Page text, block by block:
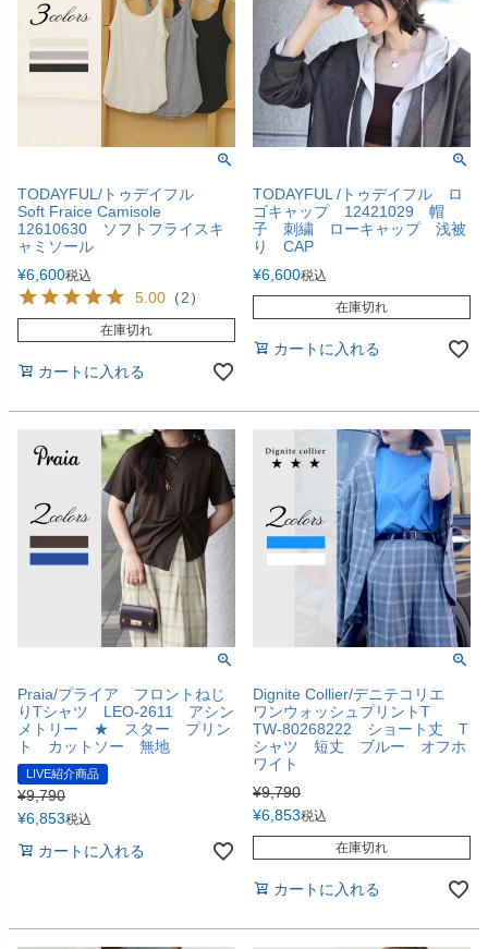
TODAYFUL/トゥデイフル
Soft Fraice Camisole
12610630 ソフトフライスキ
ャミソール
¥6,600税込
5.00 （2）
在庫切れ
カートに入れる
TODAYFUL /トゥデイフル ロ
ゴキャップ 12421029 帽
子 刺繍 ローキャップ 浅被
り CAP
¥6,600税込
在庫切れ
カートに入れる
Praia/プライア フロントねじ
りTシャツ LEO-2611 アシン
メトリー ★ スター プリン
ト カットソー 無地
LIVE紹介商品
¥9,790
¥6,853税込
カートに入れる
Dignite Collier/デニテコリエ
ワンウォッシュプリントT
TW-80268222 ショート丈 T
シャツ 短丈 ブルー オフホ
ワイト
¥9,790
¥6,853税込
在庫切れ
カートに入れる